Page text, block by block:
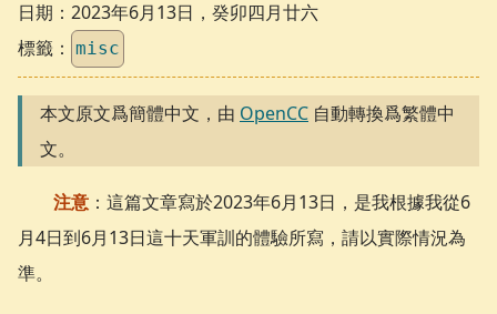
日期： 2023年6月13日，癸卯四月廿六
標籤： misc
本文原文爲簡體中文，由 OpenCC 自動轉換爲繁體中
文。
注意 ：這篇文章寫於2023年6月13日，是我根據我從6
月4日到6月13日這十天軍訓的體驗所寫，請以實際情況為
準。